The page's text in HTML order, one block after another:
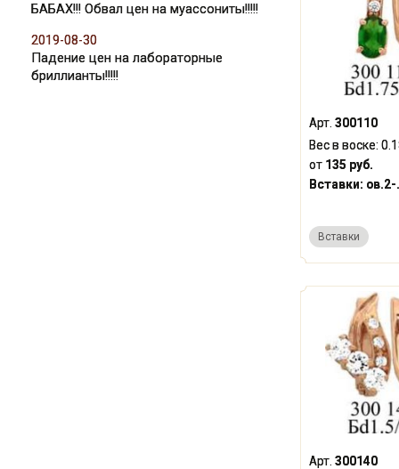
Арт. 300110
Вес в воске:
от 135 руб.
Вставки: ов.2-
Вставки
Арт. 300140
БАБАХ!!! Обвал цен на муассониты!!!!!
2019-08-30
Падение цен на лабораторные
бриллианты!!!!!